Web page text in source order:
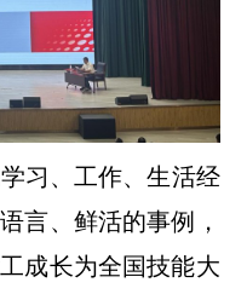
、工作、生活经
言、鲜活的事例，
成长为全国技能大